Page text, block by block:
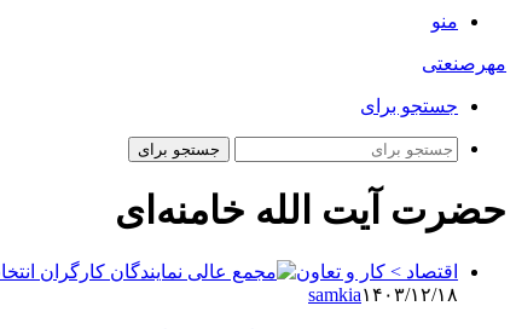
منو
مهرصنعتی
جستجو برای
جستجو برای
حضرت آیت الله خامنه‌ای
اقتصاد > کار و تعاون
samkia۱۴۰۳/۱۲/۱۸